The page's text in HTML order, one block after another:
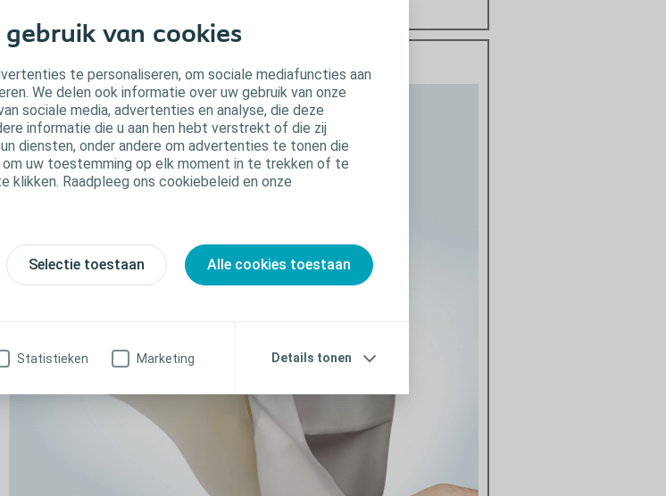
van cookies
te personaliseren, om sociale mediafuncties aan
We delen ook informatie over uw gebruik van onze
sociale media, advertenties en analyse, die deze
informatie die u aan hen hebt verstrekt of die zij
diensten, onder andere om advertenties te tonen die
uw toestemming op elk moment in te trekken of te
klikken. Raadpleeg ons cookiebeleid en onze
Selectie toestaan Alle cookies toestaan
Statistieken Marketing Details tonen